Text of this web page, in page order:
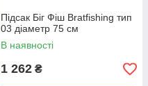
Підсак Біг Фіш Bratfishing тип
03 діаметр 75 см
В наявності
1 262 ₴